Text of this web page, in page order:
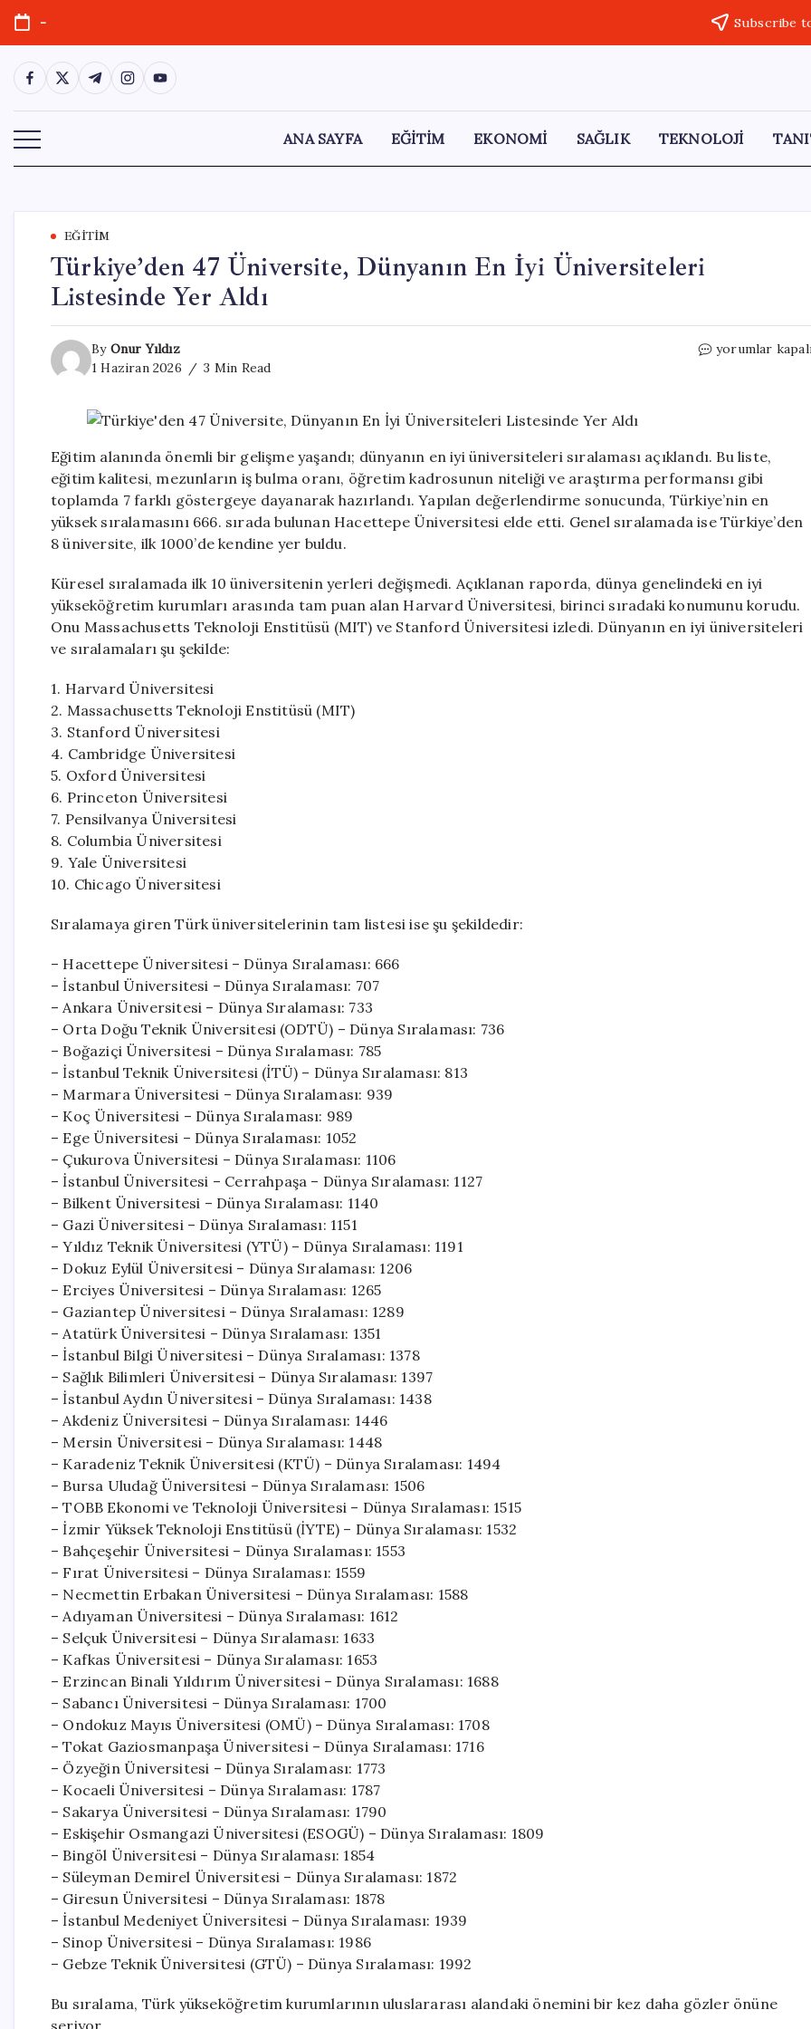
Skip
content
- Subscribe
https://www.facebook.com/
https://twitter.com/
https://t.me/
https://www.instagram.com/
https://youtube.com/
ANA SAYFA EĞİTİM EKONOMİ SAĞLIK TEKNOLOJİ
EĞITIM
Türkiye’den 47 Üniversite, Dünyanın En İyi Üniversiteleri
Listesinde Yer Aldı
By Onur Yıldız
1 Haziran 2026
3 Min Read
Türkiye’den
Üniversiteleri
Listesinde
Yer
Aldı
yorumlar
Eğitim alanında önemli bir gelişme yaşandı; dünyanın en iyi üniversiteleri sıralaması açıklandı. Bu liste,
eğitim kalitesi, mezunların iş bulma oranı, öğretim kadrosunun niteliği ve araştırma performansı gibi
toplamda 7 farklı göstergeye dayanarak hazırlandı. Yapılan değerlendirme sonucunda, Türkiye’nin en
yüksek sıralamasını 666. sırada bulunan Hacettepe Üniversitesi elde etti. Genel sıralamada ise Türkiye’den
8 üniversite, ilk 1000’de kendine yer buldu.
Küresel sıralamada ilk 10 üniversitenin yerleri değişmedi. Açıklanan raporda, dünya genelindeki en iyi
yükseköğretim kurumları arasında tam puan alan Harvard Üniversitesi, birinci sıradaki konumunu korudu.
Onu Massachusetts Teknoloji Enstitüsü (MIT) ve Stanford Üniversitesi izledi. Dünyanın en iyi üniversiteleri
ve sıralamaları şu şekilde:
1. Harvard Üniversitesi
2. Massachusetts Teknoloji Enstitüsü (MIT)
3. Stanford Üniversitesi
4. Cambridge Üniversitesi
5. Oxford Üniversitesi
6. Princeton Üniversitesi
7. Pensilvanya Üniversitesi
8. Columbia Üniversitesi
9. Yale Üniversitesi
10. Chicago Üniversitesi
Sıralamaya giren Türk üniversitelerinin tam listesi ise şu şekildedir:
– Hacettepe Üniversitesi – Dünya Sıralaması: 666
– İstanbul Üniversitesi – Dünya Sıralaması: 707
– Ankara Üniversitesi – Dünya Sıralaması: 733
– Orta Doğu Teknik Üniversitesi (ODTÜ) – Dünya Sıralaması: 736
– Boğaziçi Üniversitesi – Dünya Sıralaması: 785
– İstanbul Teknik Üniversitesi (İTÜ) – Dünya Sıralaması: 813
– Marmara Üniversitesi – Dünya Sıralaması: 939
– Koç Üniversitesi – Dünya Sıralaması: 989
– Ege Üniversitesi – Dünya Sıralaması: 1052
– Çukurova Üniversitesi – Dünya Sıralaması: 1106
– İstanbul Üniversitesi – Cerrahpaşa – Dünya Sıralaması: 1127
– Bilkent Üniversitesi – Dünya Sıralaması: 1140
– Gazi Üniversitesi – Dünya Sıralaması: 1151
– Yıldız Teknik Üniversitesi (YTÜ) – Dünya Sıralaması: 1191
– Dokuz Eylül Üniversitesi – Dünya Sıralaması: 1206
– Erciyes Üniversitesi – Dünya Sıralaması: 1265
– Gaziantep Üniversitesi – Dünya Sıralaması: 1289
– Atatürk Üniversitesi – Dünya Sıralaması: 1351
– İstanbul Bilgi Üniversitesi – Dünya Sıralaması: 1378
– Sağlık Bilimleri Üniversitesi – Dünya Sıralaması: 1397
– İstanbul Aydın Üniversitesi – Dünya Sıralaması: 1438
– Akdeniz Üniversitesi – Dünya Sıralaması: 1446
– Mersin Üniversitesi – Dünya Sıralaması: 1448
– Karadeniz Teknik Üniversitesi (KTÜ) – Dünya Sıralaması: 1494
– Bursa Uludağ Üniversitesi – Dünya Sıralaması: 1506
– TOBB Ekonomi ve Teknoloji Üniversitesi – Dünya Sıralaması: 1515
– İzmir Yüksek Teknoloji Enstitüsü (İYTE) – Dünya Sıralaması: 1532
– Bahçeşehir Üniversitesi – Dünya Sıralaması: 1553
– Fırat Üniversitesi – Dünya Sıralaması: 1559
– Necmettin Erbakan Üniversitesi – Dünya Sıralaması: 1588
– Adıyaman Üniversitesi – Dünya Sıralaması: 1612
– Selçuk Üniversitesi – Dünya Sıralaması: 1633
– Kafkas Üniversitesi – Dünya Sıralaması: 1653
– Erzincan Binali Yıldırım Üniversitesi – Dünya Sıralaması: 1688
– Sabancı Üniversitesi – Dünya Sıralaması: 1700
– Ondokuz Mayıs Üniversitesi (OMÜ) – Dünya Sıralaması: 1708
– Tokat Gaziosmanpaşa Üniversitesi – Dünya Sıralaması: 1716
– Özyeğin Üniversitesi – Dünya Sıralaması: 1773
– Kocaeli Üniversitesi – Dünya Sıralaması: 1787
– Sakarya Üniversitesi – Dünya Sıralaması: 1790
– Eskişehir Osmangazi Üniversitesi (ESOGÜ) – Dünya Sıralaması: 1809
– Bingöl Üniversitesi – Dünya Sıralaması: 1854
– Süleyman Demirel Üniversitesi – Dünya Sıralaması: 1872
– Giresun Üniversitesi – Dünya Sıralaması: 1878
– İstanbul Medeniyet Üniversitesi – Dünya Sıralaması: 1939
– Sinop Üniversitesi – Dünya Sıralaması: 1986
– Gebze Teknik Üniversitesi (GTÜ) – Dünya Sıralaması: 1992
Bu sıralama, Türk yükseköğretim kurumlarının uluslararası alandaki önemini bir kez daha gözler önüne
seriyor.